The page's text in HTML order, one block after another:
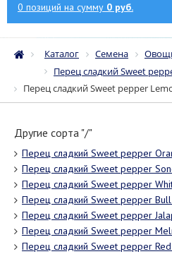
0 позиций на сумму 0 руб.
Каталог Семена
Перец сладкий Sweet
Перец сладкий Sweet pepper
Другие сорта "/"
Перец сладкий Sweet pepper
Перец сладкий Sweet pepper
Перец сладкий Sweet pepper
Перец сладкий Sweet pepper
Перец сладкий Sweet pepper
Перец сладкий Sweet pepper
Перец сладкий Sweet pepper